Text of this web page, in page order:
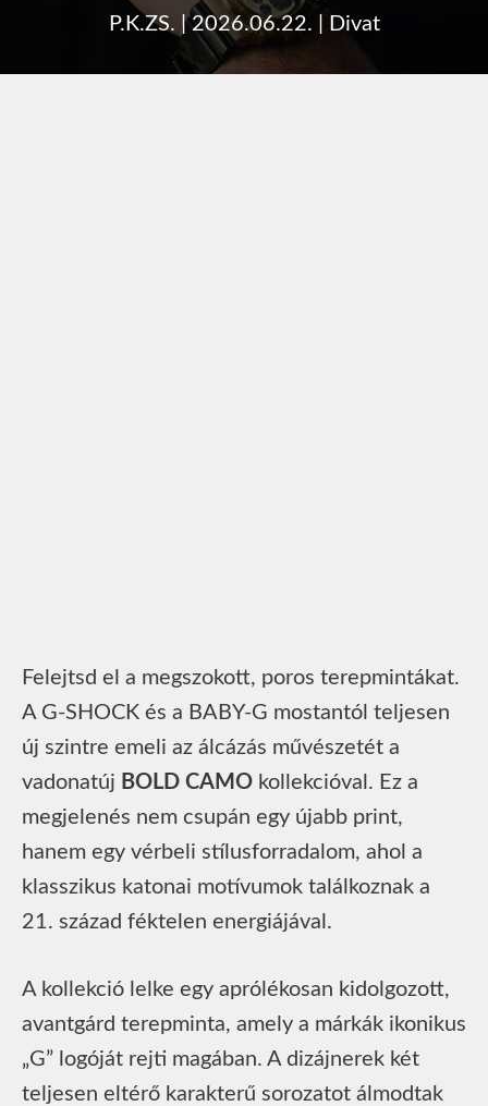
P.K.ZS. |2026.06.22. Divat
Felejtsd el a megszokott, poros terepmintákat.
A G-SHOCK és a BABY-G mostantól teljesen
új szintre emeli az álcázás művészetét a
vadonatúj BOLD CAMO kollekcióval. Ez a
megjelenés nem csupán egy újabb print,
hanem egy vérbeli stílusforradalom, ahol a
klasszikus katonai motívumok találkoznak a
21. század féktelen energiájával.
A kollekció lelke egy aprólékosan kidolgozott,
avantgárd terepminta, amely a márkák ikonikus
„G” logóját rejti magában. A dizájnerek két
teljesen eltérő karakterű sorozatot álmodtak